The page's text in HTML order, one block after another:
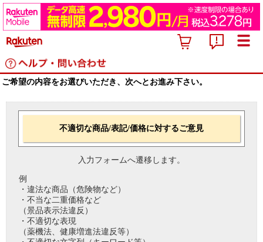
ご希望の内容をお選びいただき、次へとお進み下さい。
不適切な商品/表記/価格に対するご意見
入力フォームへ遷移します。
例
・違法な商品（危険物など）
・不当な二重価格など
（景品表示法違反）
・不適切な表現
（薬機法、健康増進法違反等）